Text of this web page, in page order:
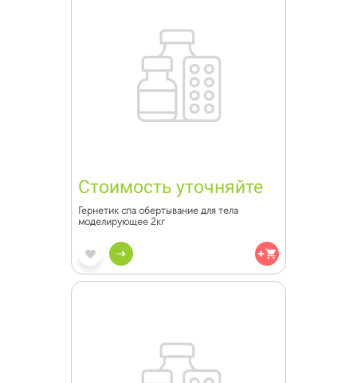
Стоимость уточняйте
Гернетик спа обертывание для тела
моделирующее 2кг